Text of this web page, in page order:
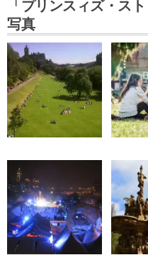
「プリンスィズ・ス
写真